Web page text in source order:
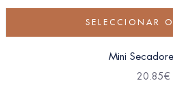
SELECCIONAR
Mini
20.85€